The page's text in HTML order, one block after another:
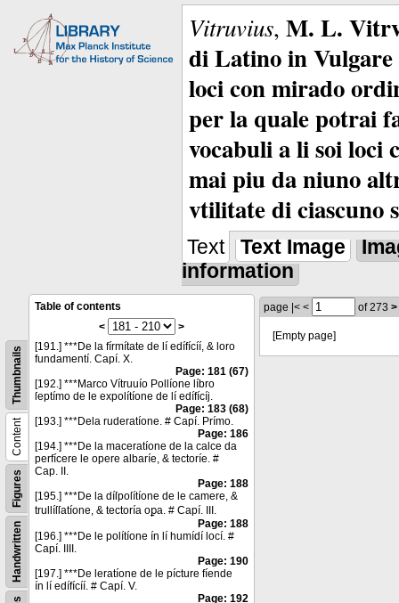
Vitruvius, M. L.
di Latino in Vulgare
loci con mirado
per la quale potrai
vocabuli a li soi loci
mai piu da niuno
vtilitate di ciascuno
Text Text Image
information
Handwritten
Figures
Content
Thumbnails
Table of contents
<
>
[191.] ***De la fírmítate de lí edífícíí, & loro
fundamentí. Capí. X.
Page: 181 (67)
[192.] ***Marco Vítruuío Pollíone líbro
ſeptímo de le expolítíone de lí edífícíj.
Page: 183 (68)
[193.] ***Dela ruderatíone. # Capí. Prímo.
Page: 186
[194.] ***De la maceratíone de la calce da
perfícere le opere albaríe, & tectoríe. #
Cap. II.
Page: 188
[195.] ***De la díſpoſítíone de le camere, &
trullíſſatíone, & tectoría oꝑa. # Capí. III.
Page: 188
[196.] ***De le polítíone ín lí humídí locí. #
Capí. IIII.
Page: 190
[197.] ***De leratíone de le pícture fíende
ín lí edífícíí. # Capí. V.
Page: 192
page |< < of 273 >
[Empty page]